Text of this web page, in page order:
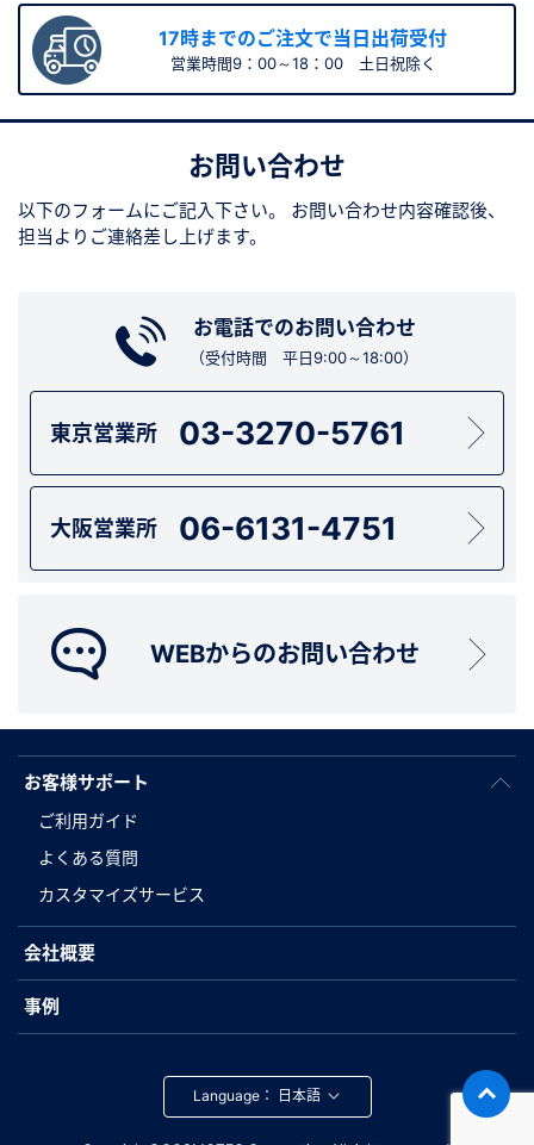
17時までのご注文で当日出荷受付
営業時間9：00～18：00 土日祝除く
お問い合わせ
以下のフォームにご記入下さい。
お問い合わせ内容確認後、
担当よりご連絡差し上げます。
お電話でのお問い合わせ
（受付時間 平日9:00～18:00）
東京営業所 03-3270-5761
大阪営業所 06-6131-4751
WEBからのお問い合わせ
お客様サポート
ご利用ガイド
よくある質問
カスタマイズサービス
会社概要
事例
Language：